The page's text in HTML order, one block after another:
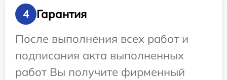
4
Гарантия
После выполнения всех работ и
подписания акта выполненных
работ Вы получите фирменный